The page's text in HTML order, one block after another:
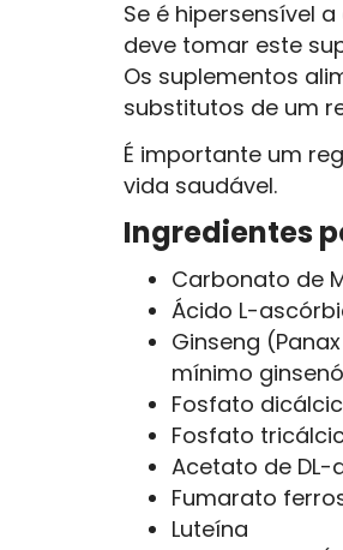
Se é hipersensível
deve tomar este
Os suplementos
substitutos de um
É im­portante um
vida saudável.
Ingredientes
Carbonato de
Ácido L-
Ginseng
mínimo
Fosfato
Fosfato
Acetato de
Fumarato
Luteína